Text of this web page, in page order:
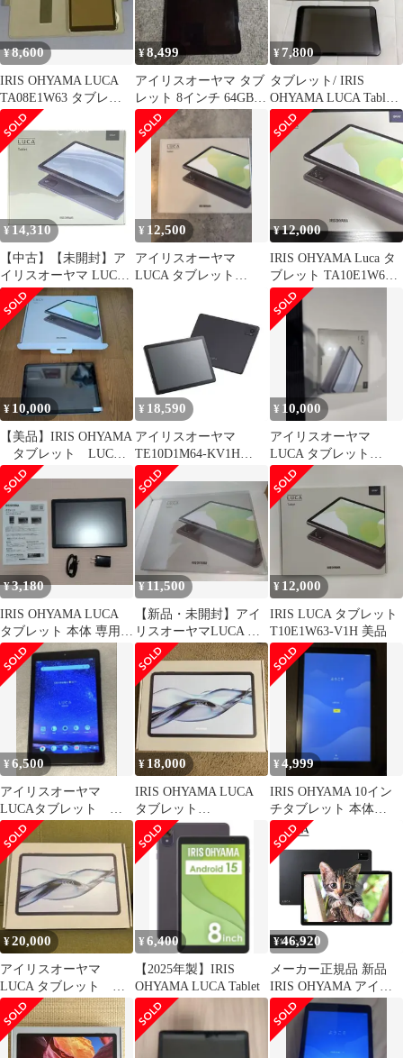
¥ 8,600
IRIS OHYAMA LUCA
TA08E1W63 タブレッ
ト本体
¥8,499
アイリスオーヤマ タブ
レット 8インチ 64GB
Wi-Fiモデル LUCA
¥ 7,800
タブレット/ IRIS
OHYAMA LUCA Tablet
本体
¥ 14,310
【中古】【未開封】ア
イリスオーヤマ LUCA
タブレット
TE10D1M64-KV1H [グ
レー][95]
¥ 12,500
アイリスオーヤマ
LUCA タブレット
¥12,000
IRIS OHYAMA Luca タ
ブレット TA10E1W63-
V1H
¥ 10,000
【美品】IRIS OHYAMA
タブレット LUCA
TA10E1W63 本体
¥ 18,590
アイリスオーヤマ
TE10D1M64-KV1H
LUCA 10.1型Androidタ
ブレット
4GB/64GB/WiFi /グレー
TE10D1M64KV1H
¥ 10,000
アイリスオーヤマ
LUCA タブレット
TA10E IW63-V1H グレ
ー
¥3,180
IRIS OHYAMA LUCA
タブレット 本体 専用ケ
ース付
¥11,500
【新品・未開封】アイ
リスオーヤマLUCA タ
ブレット TA10E1W63-
V1H
¥ 12,000
IRIS LUCA タブレット
T10E1W63-V1H 美品
¥6,500
アイリスオーヤマ
LUCAタブレット
TM083M4 Android
128GB
¥ 18,000
IRIS OHYAMA LUCA
タブレット
TM12E3W74-KV1H 本
体
¥4,999
IRIS OHYAMA 10イン
チタブレット 本体
LUCA TE101 32GB
¥20,000
アイリスオーヤマ
LUCA タブレット
TM12E3W74-KV1H
¥6,400
【2025年製】IRIS
OHYAMA LUCA Tablet
¥46,920
メーカー正規品 新品
IRIS OHYAMA アイリ
スオーヤマ タブレット
LUCA TM14D1M76-
V1B